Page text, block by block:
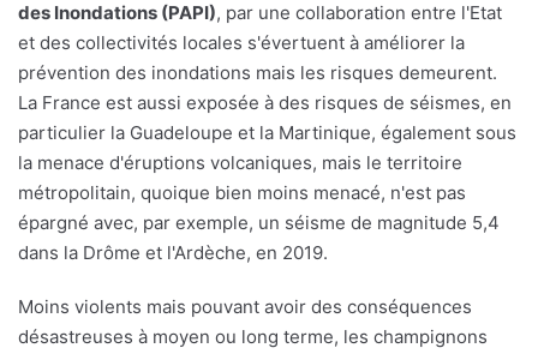
des Inondations (PAPI), par une collaboration entre l'Etat
et des collectivités locales s'évertuent à améliorer la
prévention des inondations mais les risques demeurent.
La France est aussi exposée à des risques de séismes, en
particulier la Guadeloupe et la Martinique, également sous
la menace d'éruptions volcaniques, mais le territoire
métropolitain, quoique bien moins menacé, n'est pas
épargné avec, par exemple, un séisme de magnitude 5,4
dans la Drôme et l'Ardèche, en 2019.
Moins violents mais pouvant avoir des conséquences
désastreuses à moyen ou long terme, les champignons